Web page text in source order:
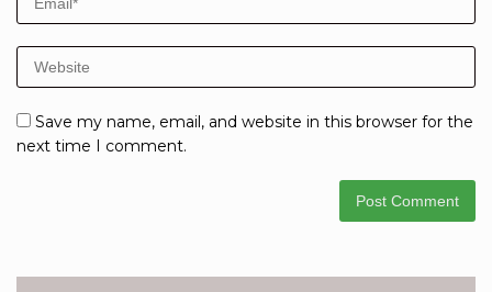
Save my name, email, and website in this browser for the
next time I comment.